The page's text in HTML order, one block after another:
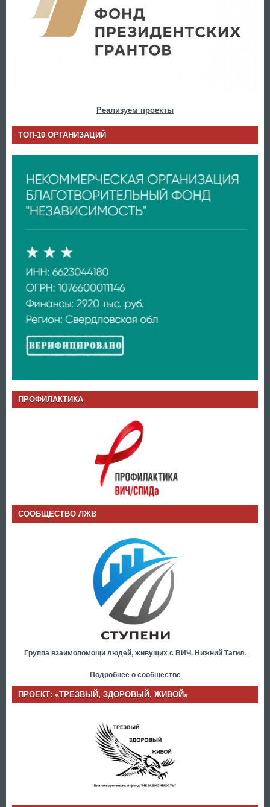
Реализуем проекты
ТОП-10 ОРГАНИЗАЦИЙ
ПРОФИЛАКТИКА
СООБЩЕСТВО ЛЖВ
Группа взаимопомощи людей, живущих с ВИЧ. Нижний Тагил.
Подробнее о сообществе
ПРОЕКТ: «ТРЕЗВЫЙ, ЗДОРОВЫЙ, ЖИВОЙ»